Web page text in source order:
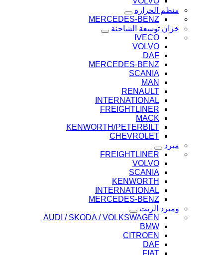
منظم الحراره
MERCEDES-BENZ
خزان توسعة الشاحنة
IVECO
VOLVO
DAF
MERCEDES-BENZ
SCANIA
MAN
RENAULT
INTERNATIONAL
FREIGHTLINER
MACK
KENWORTH/PETERBILT
CHEVROLET
مبرد
FREIGHTLINER
VOLVO
SCANIA
KENWORTH
INTERNATIONAL
MERCEDES-BENZ
ومبرد الزيت
AUDI / SKODA / VOLKSWAGEN
BMW
CITROEN
DAF